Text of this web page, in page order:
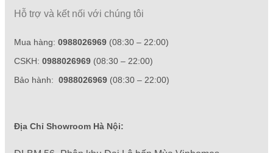
Hỗ trợ và kết nối với chúng tôi
Mua hàng: 0988026969 (08:30 – 22:00)
CSKH: 0988026969 (08:30 – 22:00)
Bảo hành: 0988026969 (08:30 – 22:00)
Địa Chỉ Showroom Hà Nội: